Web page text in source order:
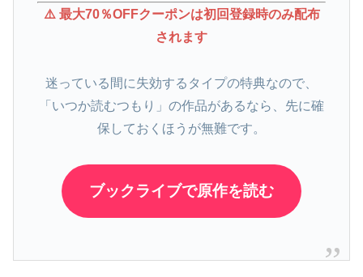
⚠️ 最大70％OFFクーポンは初回登録時のみ配布
されます
迷っている間に失効するタイプの特典なので、
「いつか読むつもり」の作品があるなら、先に確
保しておくほうが無難です。
ブックライブで原作を読む